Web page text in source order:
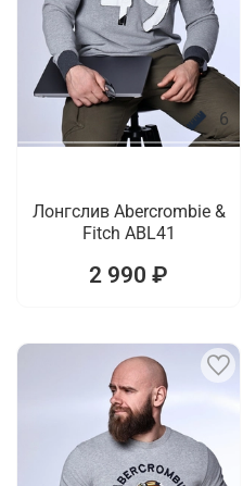
6
Лонгслив Abercrombie &
Fitch ABL41
2 990 ₽